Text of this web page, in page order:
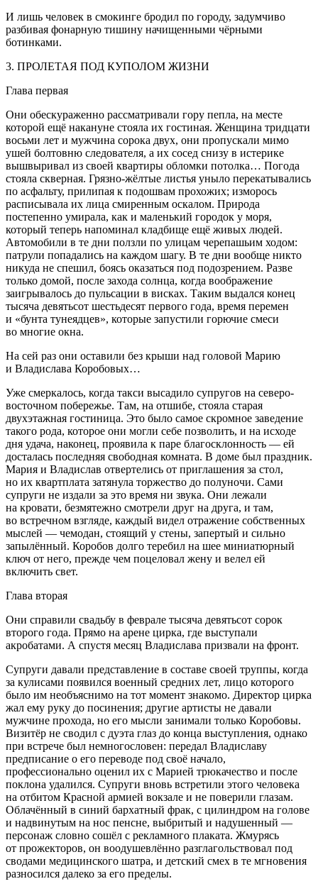
И лишь человек в смокинге бродил по городу, задумчиво
разбивая фонарную тишину начищенными чёрными
ботинками.
3. ПРОЛЕТАЯ ПОД КУПОЛОМ ЖИЗНИ
Глава первая
Они обескураженно рассматривали гору пепла, на месте
которой ещё накануне стояла их гостиная. Женщина тридцати
восьми лет и мужчина сорока двух, они пропускали мимо
ушей болтовню следователя, а их сосед снизу в истерике
вышвыривал из своей квартиры обломки потолка… Погода
стояла скверная. Грязно-жёлтые листья уныло перекатывались
по асфальту, прилипая к подошвам прохожих; изморось
расписывала их лица смиренным оскалом. Природа
постепенно умирала, как и маленький городок у моря,
который теперь напоминал кладбище ещё живых людей.
Автомобили в те дни ползли по улицам черепашьим ходом:
патрули попадались на каждом шагу. В те дни вообще никто
никуда не спешил, боясь оказаться под подозрением. Разве
только домой, после захода солнца, когда воображение
заигрывалось до пульсации в висках. Таким выдался конец
тысяча девятьсот шестьдесят первого года, время перемен
и «бунта тунеядцев», которые запустили горючие смеси
во многие окна.
На сей раз они оставили без крыши над головой Марию
и Владислава Коробовых…
Уже смеркалось, когда такси высадило супругов на северо-
восточном побережье. Там, на отшибе, стояла старая
двухэтажная гостиница. Это было самое скромное заведение
такого рода, которое они могли себе позволить, и на исходе
дня удача, наконец, проявила к паре благосклонность — ей
досталась последняя свободная комната. В доме был праздник.
Мария и Владислав отвертелись от приглашения за стол,
но их квартплата затянула торжество до полуночи. Сами
супруги не издали за это время ни звука. Они лежали
на кровати, безмятежно смотрели друг на друга, и там,
во встречном взгляде, каждый видел отражение собственных
мыслей — чемодан, стоящий у стены, запертый и сильно
запылённый. Коробов долго теребил на шее миниатюрный
ключ от него, прежде чем поцеловал жену и велел ей
включить свет.
Глава вторая
Они справили свадьбу в феврале тысяча девятьсот сорок
второго года. Прямо на арене цирка, где выступали
акробатами. А спустя месяц Владислава призвали на фронт.
Супруги давали представление в составе своей труппы, когда
за кулисами появился военный средних лет, лицо которого
было им необъяснимо на тот момент знакомо. Директор цирка
жал ему руку до посинения; другие артисты не давали
мужчине прохода, но его мысли занимали только Коробовы.
Визитёр не сводил с дуэта глаз до конца выступления, однако
при встрече был немногословен: передал Владиславу
предписание о его переводе под своё начало,
профессионально оценил их с Марией трюкачество и после
поклона удалился. Супруги вновь встретили этого человека
на отбитом Красной армией вокзале и не поверили глазам.
Облачённый в синий бархатный фрак, с цилиндром на голове
и надвинутым на нос пенсне, выбритый и надушенный —
персонаж словно сошёл с рекламного плаката. Жмурясь
от прожекторов, он воодушевлённо разглагольствовал под
сводами медицинского шатра, и детский смех в те мгновения
разносился далеко за его пределы.